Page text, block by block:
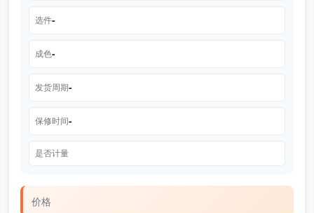
选件-
成色-
发货周期-
保修时间-
是否计量
价格